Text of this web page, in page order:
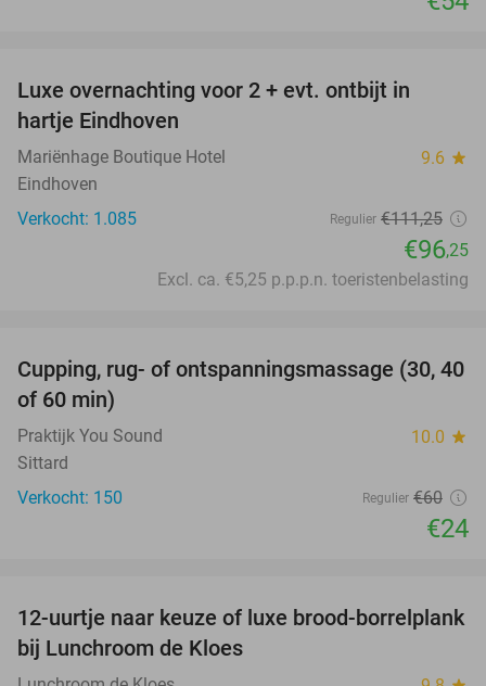
Luxe overnachting voor 2 + evt. ontbijt in
hartje Eindhoven
Mariënhage Boutique Hotel 9.6 star
Eindhoven
Verkocht: 1.085
Regulier €111,25
€96,25
Excl. ca. €5,25 p.p.p.n. toeristenbelasting
60%
Cupping, rug- of ontspanningsmassage (30, 40
of 60 min)
Praktijk You Sound 10.0 star
Sittard
Verkocht: 150
Regulier €60
€24
21%
12-uurtje naar keuze of luxe brood-borrelplank
bij Lunchroom de Kloes